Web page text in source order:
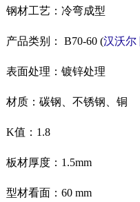
钢材工艺：冷弯成型
产品类别： B70-60 (汉沃尔
表面处理：镀锌处理
材质：碳钢、不锈钢、铜
K值：1.8
板材厚度：1.5mm
型材看面：60 mm